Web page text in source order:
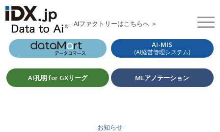
AIファクトリーはこちらへ ＞
AI-MIS
(AI経営管理システム)
AI孔明 for GXリーグ MLアノテーション
お知らせ